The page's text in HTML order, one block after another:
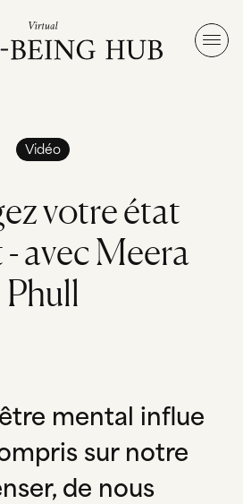
Vidéo
ezvotreétat
-avecMeera
Phull
mental influe
sur notre
de nous